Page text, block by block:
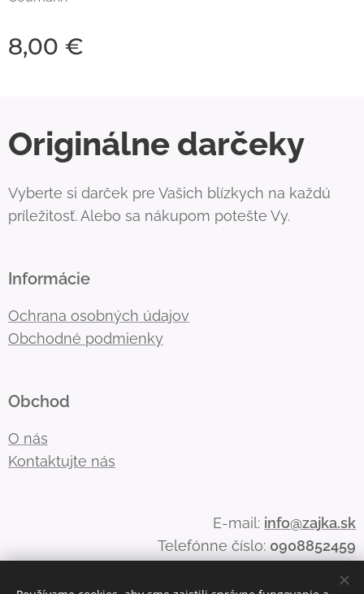
8,00 €
Originálne darčeky
Vyberte si darček pre Vašich blízkych na každú
príležitosť. Alebo sa nákupom potešte Vy.
Informácie
Ochrana osobných údajov
Obchodné podmienky
Obchod
O nás
Kontaktujte nás
E-mail: info@zajka.sk
Telefónne číslo: 0908852459